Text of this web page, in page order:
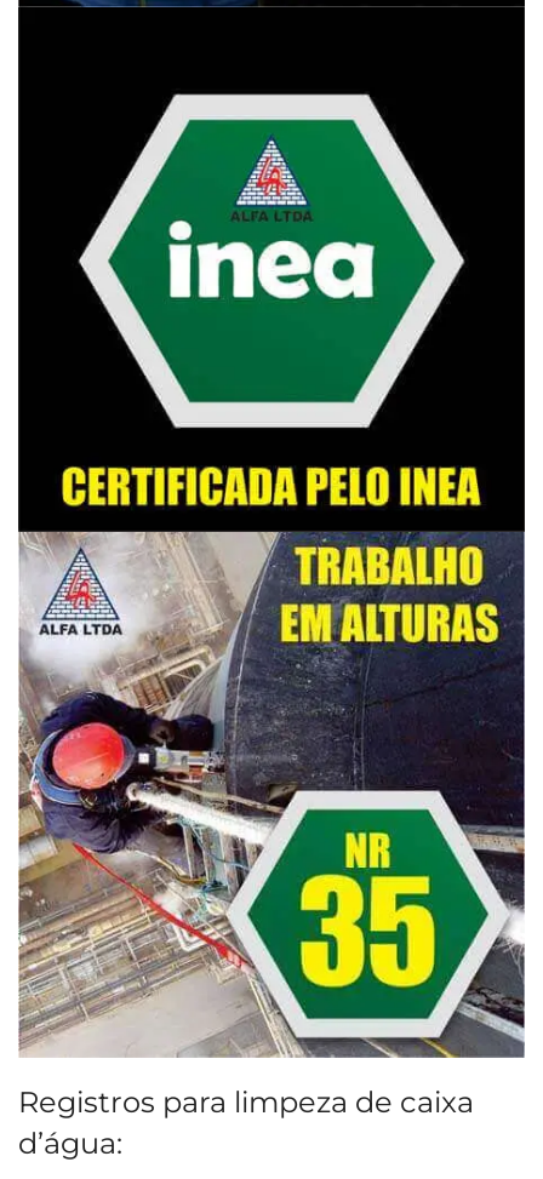
Registros para limpeza de caixa
d’água: